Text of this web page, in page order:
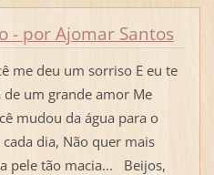
- por Ajomar Santos
me deu um sorriso E eu te
um grande amor Me
mudou da água para o
dia, Não quer mais
pele tão macia... Beijos,